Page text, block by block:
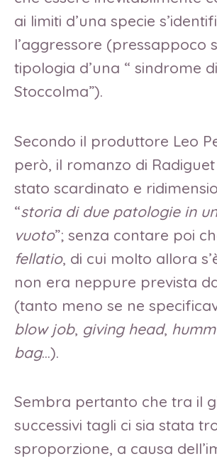
ai limiti d’una specie
l’aggressore (pressappoco
tipologia d’una “ sindrome di
Stoccolma”).
Secondo il produttore Leo
però, il romanzo di
stato scardinato e
“storia di due patologie in
vuoto”; senza contare poi
fellatio, di cui molto allora
non era neppure prevista
(tanto meno se ne
blow job, giving head,
bag…).
Sembra pertanto che tra il
successivi tagli ci sia stata
sproporzione, a causa